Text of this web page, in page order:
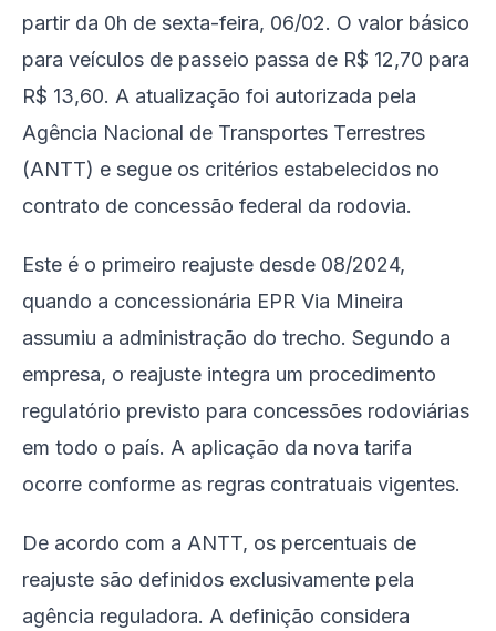
partir da 0h de sexta-feira, 06/02. O valor básico
para veículos de passeio passa de R$ 12,70 para
R$ 13,60. A atualização foi autorizada pela
Agência Nacional de Transportes Terrestres
(ANTT) e segue os critérios estabelecidos no
contrato de concessão federal da rodovia.
Este é o primeiro reajuste desde 08/2024,
quando a concessionária EPR Via Mineira
assumiu a administração do trecho. Segundo a
empresa, o reajuste integra um procedimento
regulatório previsto para concessões rodoviárias
em todo o país. A aplicação da nova tarifa
ocorre conforme as regras contratuais vigentes.
De acordo com a ANTT, os percentuais de
reajuste são definidos exclusivamente pela
agência reguladora. A definição considera